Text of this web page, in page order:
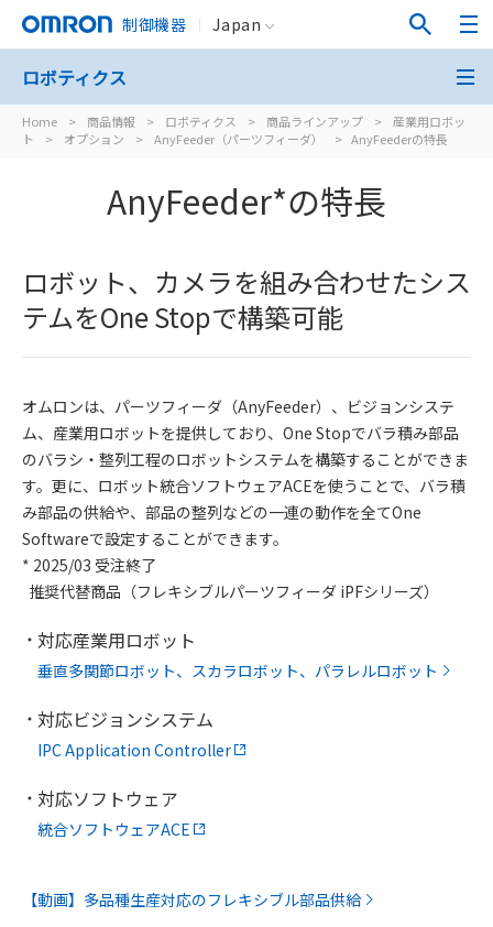
制御機器 Japan
Home > 商品情報 > ロボティクス > 商品ラインアップ >
産業用ロボッ
ト
> オプション > AnyFeeder（パーツフィーダ） > AnyFeederの特長
ロボティクス
AnyFeeder*の特長
ロボット、カメラを組み合わせたシス
テムをOne Stopで構築可能
オムロンは、パーツフィーダ（AnyFeeder）、ビジョンシステ
ム、産業用ロボットを提供しており、One Stopでバラ積み部品
のバラシ・整列工程のロボットシステムを構築することができま
す。更に、ロボット統合ソフトウェアACEを使うことで、バラ積
み部品の供給や、部品の整列などの一連の動作を全てOne
Softwareで設定することができます。
* 2025/03 受注終了
推奨代替商品（フレキシブルパーツフィーダ iPFシリーズ）
対応産業用ロボット
垂直多関節ロボット、スカラロボット、パラレルロボット
対応ビジョンシステム
IPC Application Controller
対応ソフトウェア
統合ソフトウェアACE
【動画】多品種生産対応のフレキシブル部品供給